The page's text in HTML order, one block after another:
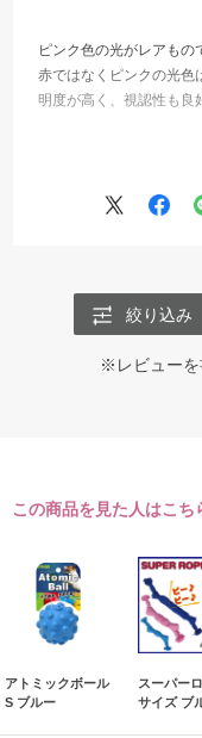
ピンク色の光がレアもの
赤ではなくピンクの光色
明度が高く、視認性も良
絞り込み
※レビューを
この商品を見た人はこ
アトミックボール
S ブルー
スーパー
サイズ ブ